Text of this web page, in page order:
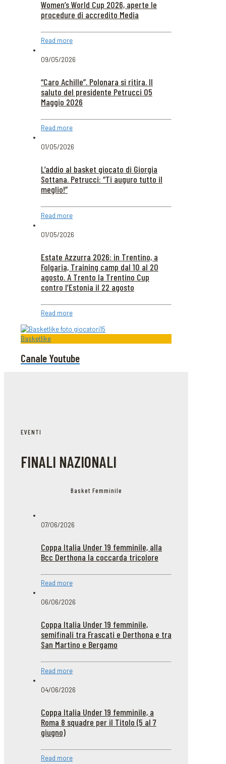
Women’s World Cup 2026, aperte le
procedure di accredito Media
Read more
09/05/2026
“Caro Achille”. Polonara si ritira. Il
saluto del presidente Petrucci 05
Maggio 2026
Read more
01/05/2026
L’addio al basket giocato di Giorgia
Sottana. Petrucci: “Ti auguro tutto il
meglio!”
Read more
01/05/2026
Estate Azzurra 2026: in Trentino, a
Folgaria, Training camp dal 10 al 20
agosto. A Trento la Trentino Cup
contro l’Estonia il 22 agosto
Read more
Basketlike
Canale Youtube
EVENTI
FINALI NAZIONALI
Basket Femminile
07/06/2026
Coppa Italia Under 19 femminile, alla
Bcc Derthona la coccarda tricolore
Read more
06/06/2026
Coppa Italia Under 19 femminile,
semifinali tra Frascati e Derthona e tra
San Martino e Bergamo
Read more
04/06/2026
Coppa Italia Under 19 femminile, a
Roma 8 squadre per il Titolo (5 al 7
giugno)
Read more